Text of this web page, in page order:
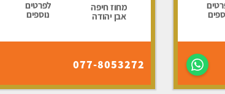
מחוז חיפה
אבן יהודה
לפרטים
נוספים
077-8053272